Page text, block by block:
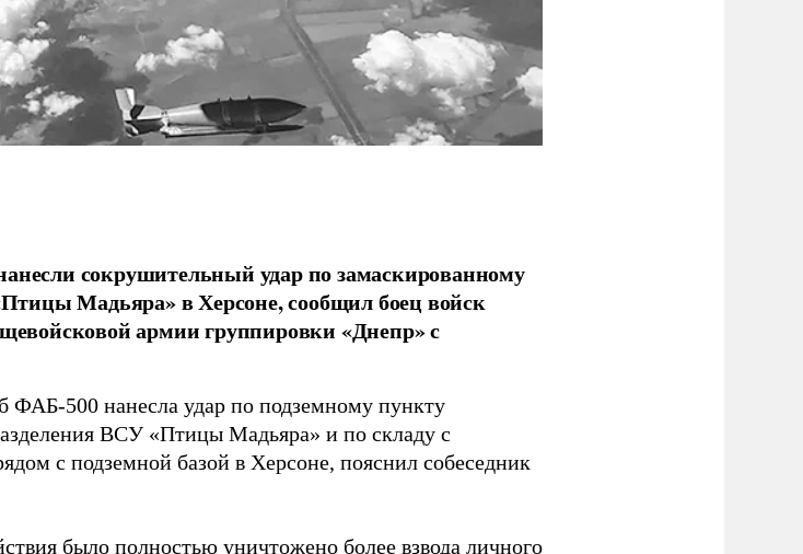
сокрушительный удар по замаскированному
Мадьяра» в Херсоне, сообщил боец войск
армии группировки «Днепр» с
500 нанесла удар по подземному пункту
ВСУ «Птицы Мадьяра» и по складу с
с подземной базой в Херсоне, пояснил собеседник
было полностью уничтожено более взвода личного